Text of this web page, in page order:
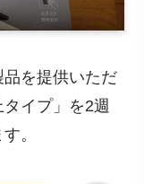
を提供いただ
イプ」を2週
。